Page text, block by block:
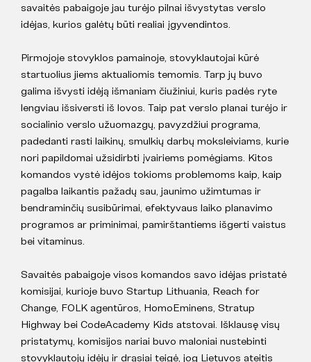
savaitės pabaigoje jau turėjo pilnai išvystytas verslo
idėjas, kurios galėtų būti realiai įgyvendintos.
Pirmojoje stovyklos pamainoje, stovyklautojai kūrė
startuolius jiems aktualiomis temomis. Tarp jų buvo
galima išvysti idėją išmaniam čiužiniui, kuris padės ryte
lengviau išsiversti iš lovos. Taip pat verslo planai turėjo ir
socialinio verslo užuomazgų, pavyzdžiui programa,
padedanti rasti laikinų, smulkių darbų moksleiviams, kurie
nori papildomai užsidirbti įvairiems pomėgiams. Kitos
komandos vystė idėjos tokioms problemoms kaip, kaip
pagalba laikantis pažadų sau, jaunimo užimtumas ir
bendraminčių susibūrimai, efektyvaus laiko planavimo
programos ar priminimai, pamirštantiems išgerti vaistus
bei vitaminus.
Savaitės pabaigoje visos komandos savo idėjas pristatė
komisijai, kurioje buvo Startup Lithuania, Reach for
Change, FOLK agentūros, HomoEminens, Stratup
Highway bei CodeAcademy Kids atstovai. Išklausę visų
pristatymų, komisijos nariai buvo maloniai nustebinti
stovyklautojų idėjų ir drąsiai teigė, jog Lietuvos ateitis